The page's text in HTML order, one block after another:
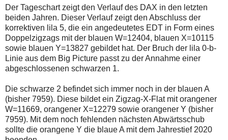
und
versuchen
Sie
es
zu
einem
späteren
Zeitpunkt
noch
Sollte
das
Problem
weiterbestehen
bitte
ich
um
Der Tageschart zeigt den Verlauf des DAX in den letzten
beiden Jahren. Dieser Verlauf zeigt den Abschluss der
korrektiven lila 5, die ein angedeutetes EDT in Form eines
Doppelzigzags mit der blauen W=12404, blauen X=10115
sowie blauen Y=13827 gebildet hat. Der Bruch der lila 0-b-
Linie aus dem Big Picture passt zu der Annahme einer
abgeschlossenen schwarzen 1.
Die schwarze 2 befindet sich immer noch in der blauen A
(bisher 7959). Diese bildet ein Zigzag-X-Flat mit orangener
W=11669, orangener X=12279 sowie orangener Y (bisher
7959). Mit dem noch fehlenden nächsten Abwärtsschub
sollte die orangene Y die blaue A mit dem Jahrestief 2020